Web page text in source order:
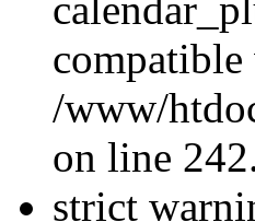
/www/
on line
strict